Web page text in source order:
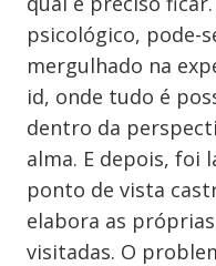
psicológico, pode-
mergulhado na
id, onde tudo é
dentro da
alma. E depois, foi
ponto de vista
elabora as
visitadas. O